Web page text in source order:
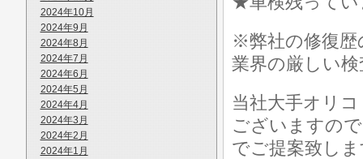
2024年10月
2024年9月
2024年8月
2024年7月
2024年6月
2024年5月
2024年4月
2024年3月
2024年2月
2024年1月
※弊社の修復歴
業界の厳しい
当社大手オリ
ございますの
でご提案致し